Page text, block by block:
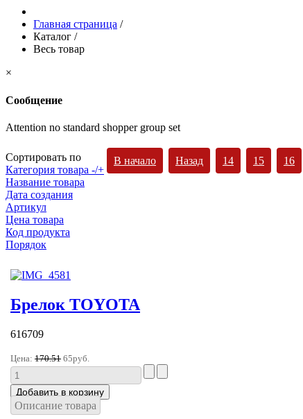
Главная страница /
Каталог /
Весь товар
×
Сообщение
Attention no standard shopper group set
Сортировать по
Категория товара -/+
Название товара
Дата создания
Артикул
Цена товара
Код продукта
Порядок
В начало Назад 14 15 16
Брелок TOYOTA
616709
Цена: 170.51 65руб.
Описание товара